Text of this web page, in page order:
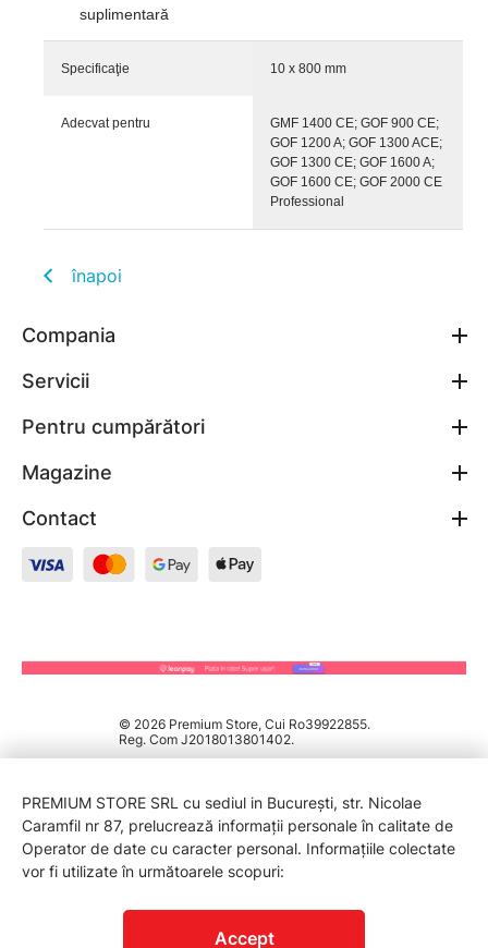
suplimentară
Specificaţie 10 x 800 mm
Adecvat pentru
GMF 1400 CE; GOF 900 CE;
GOF 1200 A; GOF 1300 ACE;
GOF 1300 CE; GOF 1600 A;
GOF 1600 CE; GOF 2000 CE
Professional
înapoi
Compania
Servicii
Pentru cumpărători
Magazine
Contact
© 2026 Premium Store, Cui Ro39922855.
Reg. Com J2018013801402.
PREMIUM STORE SRL cu sediul in București, str. Nicolae
Caramfil nr 87, prelucrează informații personale în calitate de
Operator de date cu caracter personal. Informațiile colectate
vor fi utilizate în următoarele scopuri:
Accept